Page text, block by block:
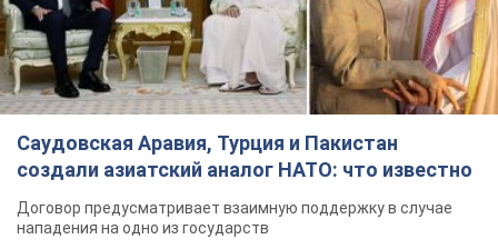
Саудовская Аравия, Турция и Пакистан
создали азиатский аналог НАТО: что известно
Договор предусматривает взаимную поддержку в случае
нападения на одно из государств